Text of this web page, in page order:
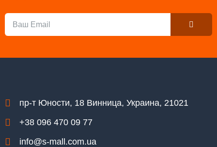
Email Submit
пр-т Юности, 18 Винница, Украина, 21021
+38 096 470 09 77
info@s-mall.com.ua